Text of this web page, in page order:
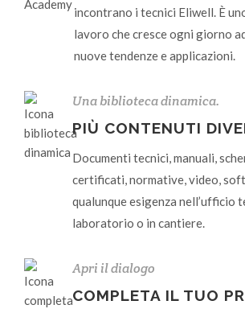
incontrano i tecnici Eliwell. È
lavoro che cresce ogni giorno
nuove tendenze e applicazioni.
Una biblioteca dinamica.
PIÙ CONTENUTI
Documenti tecnici, manuali,
certificati, normative, video,
qualunque esigenza nell’ufficio
laboratorio o in cantiere.
Apri il dialogo
COMPLETA IL TUO